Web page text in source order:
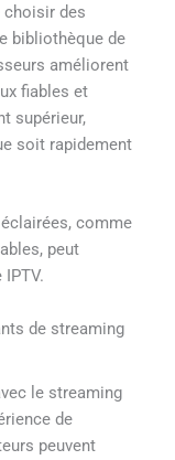
choisir des
bibliothèque de
améliorent
fiables et
supérieur,
soit rapidement
comme
peut
de streaming
le streaming
de
peuvent